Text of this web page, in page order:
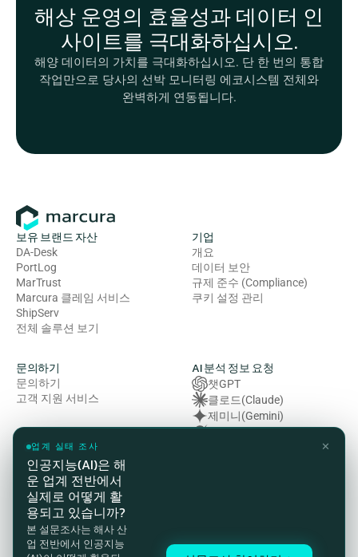
해상 운영의 효율성과 데이터 인
사이트를 극대화하십시오.
해양 데이터의 가치를 극대화하십시오. 단 한 번의 통합
작업만으로 당사의 선박 모니터링 에코시스템 전체와
완벽하게 연동됩니다.
보유 브랜드 자산
DA-Desk
PortLog
MarTrust
Marcura 클레임 서비스
ShipServ
전체 솔루션 보기
기업
개요
데이터 보안
규제 준수 (Compliance)
쿠키 설정 관리
법률 및 규정 준수
개인정보처리방침
이용약관
쿠키 정책
HSE(보건·안전·환경) 방침
문의하기
문의하기
고객 지원 서비스
AI 분석 정보 요청
챗GPT
클로드(Claude)
제미니(Gemini)
그록 (Grok)
✕
업계 실태 조사
인공지능(AI)은 해
운 업계 전반에서
실제로 어떻게 활
용되고 있습니까?
본 설문조사는 해사 산
업 전반에서 인공지능